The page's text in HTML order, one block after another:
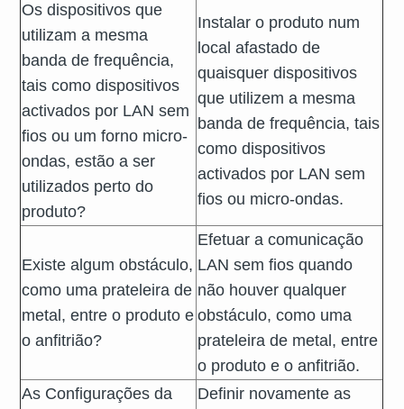
Os dispositivos que
utilizam a mesma
banda de frequência,
tais como dispositivos
activados por LAN sem
fios ou um forno micro-
ondas, estão a ser
utilizados perto do
produto?
Instalar o produto num
local afastado de
quaisquer dispositivos
que utilizem a mesma
banda de frequência, tais
como dispositivos
activados por LAN sem
fios ou micro-ondas.
Existe algum obstáculo,
como uma prateleira de
metal, entre o produto e
o anfitrião?
Efetuar a comunicação
LAN sem fios quando
não houver qualquer
obstáculo, como uma
prateleira de metal, entre
o produto e o anfitrião.
As Configurações da
Definir novamente as